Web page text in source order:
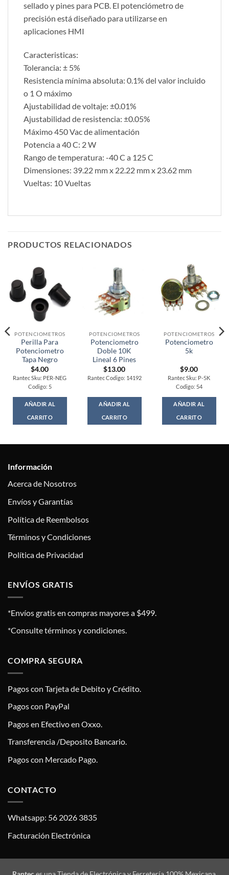
sellado y pines para PCB. El potenciómetro de
precisión está diseñado para utilizarse en
aplicaciones HMI
Caracteristicas:
Tolerancia: ± 5%
Resistencia mínima absoluta: 0.1% del valor incluido
o 1 O máximo
Ajustabilidad de voltaje: ±0.01%
Ajustabilidad de resistencia: ±0.05%
Máximo 450 Vac de alimentación
Potencia a 40 C: 2 W
Rango de temperatura: -40 C a 125 C
Dimensiones: 39.22 mm x 22.22 mm x 23.62 mm
Vueltas: 10 Vueltas
PRODUCTOS RELACIONADOS
POTENCIOMETROS
Perilla Para
Potenciometro
Tapa Negro
$4.00
Rantec Sku: PER-NEG
Codigo: 5
AÑADIR AL
CARRITO
POTENCIOMETROS
Potenciometro
Doble 10K
Lineal 6 Pines
$13.00
Rantec Codigo: 14192
AÑADIR AL
CARRITO
POTENCIOMETROS
Potenciometro
5k
$9.00
Rantec Sku: P-5K
Codigo: 54
AÑADIR AL
CARRITO
Información
Acerca de Nosotros
Envíos y Garantías
Política de Reembolsos
Términos y Condiciones
Política de Privacidad
ENVÍOS GRATIS
*Envíos gratis en compras mayores a $499.
*Consulte términos y condiciones.
COMPRA SEGURA
Pagos con Tarjeta de Debito y Crédito.
Pagos con PayPal
Pagos en Efectivo en Oxxo.
Transferencia /Deposito Bancario.
Pagos con Mercado Pago.
CONTACTO
Whatsapp: 56 2026 3835
Facturación Electrónica